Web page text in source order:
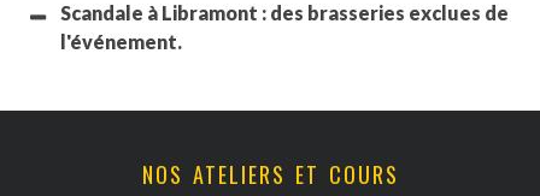
Scandale à Libramont : des brasseries exclues de
l'événement.
NOS ATELIERS ET COURS